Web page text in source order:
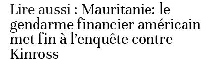
Lire aussi : Mauritanie: le
gendarme financier américain
met fin à l’enquête contre
Kinross